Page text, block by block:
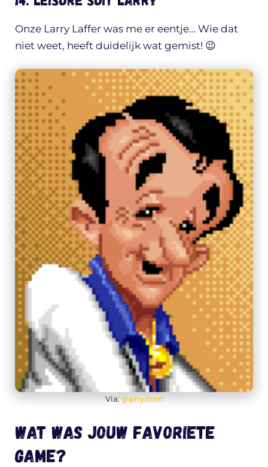
Onze Larry Laffer was me er eentje… Wie dat
niet weet, heeft duidelijk wat gemist! 😉
Via: giphy.com
Wat was jouw favoriete
game?